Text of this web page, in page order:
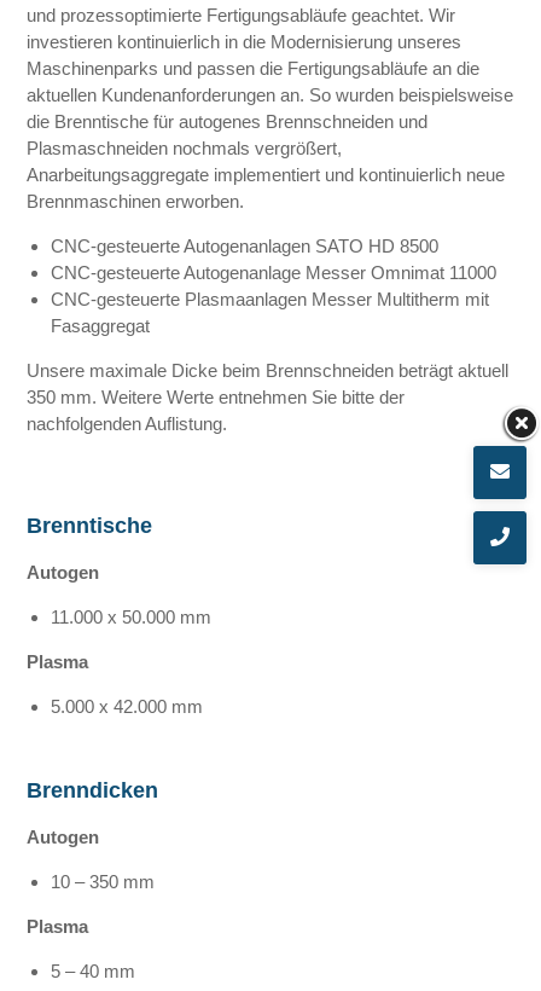
und prozessoptimierte Fertigungsabläufe geachtet. Wir
investieren kontinuierlich in die Modernisierung unseres
Maschinenparks und passen die Fertigungsabläufe an die
aktuellen Kundenanforderungen an. So wurden beispielsweise
die Brenntische für autogenes Brennschneiden und
Plasmaschneiden nochmals vergrößert,
Anarbeitungsaggregate implementiert und kontinuierlich neue
Brennmaschinen erworben.
CNC-gesteuerte Autogenanlagen SATO HD 8500
CNC-gesteuerte Autogenanlage Messer Omnimat 11000
CNC-gesteuerte Plasmaanlagen Messer Multitherm mit
Fasaggregat
Unsere maximale Dicke beim Brennschneiden beträgt aktuell
350 mm. Weitere Werte entnehmen Sie bitte der
nachfolgenden Auflistung.
Brenntische
Autogen
11.000 x 50.000 mm
Plasma
5.000 x 42.000 mm
Brenndicken
Autogen
10 – 350 mm
Plasma
5 – 40 mm